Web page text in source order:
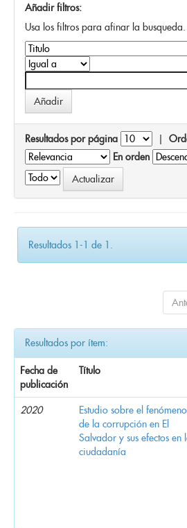
Añadir filtros:
Usa los filtros para afinar la busqueda.
Resultados por página |
En orden
Resultados 1-1 de 1.
Resultados por ítem:
Fecha de
publicación
Título
2020
Estudio sobre el fenómeno
de la corrupción en El
Salvador y sus efectos en
ciudadanía